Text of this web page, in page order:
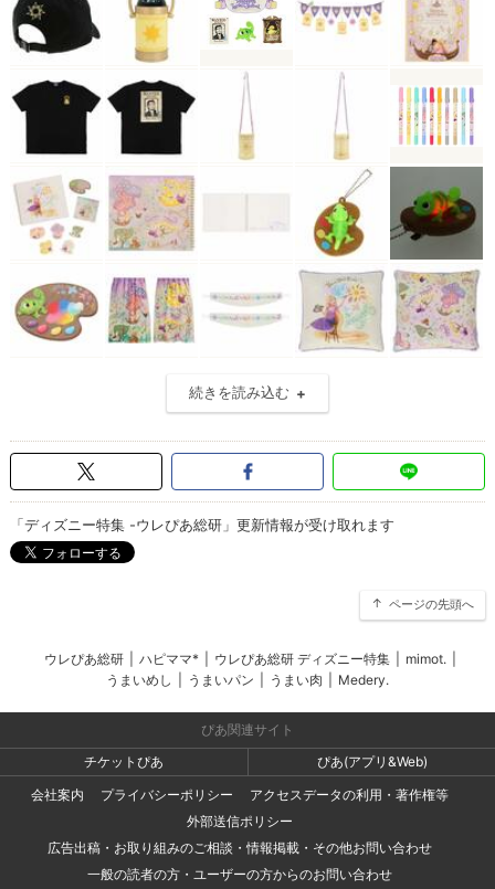
続きを読み込む
「ディズニー特集 -ウレぴあ総研」更新情報が受け取れます
ページの先頭へ
ウレぴあ総研 ハピママ* ウレぴあ総研 ディズニー特集 mimot.
うまいめし
うまいパン うまい肉 Medery.
ぴあ関連サイト
チケットぴあ
ぴあ(アプリ&Web)
会社案内
プライバシーポリシー
アクセスデータの利用・著作権等
外部送信ポリシー
広告出稿・お取り組みのご相談・情報掲載・その他お問い合わせ
一般の読者の方・ユーザーの方からのお問い合わせ